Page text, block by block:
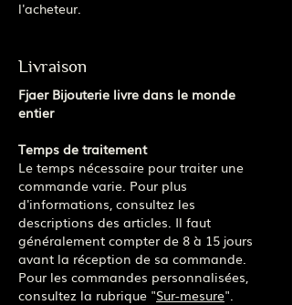
l'acheteur.
Livraison
Fjaer Bijouterie livre dans le monde
entier
Temps de traitement
Le temps nécessaire pour traiter une
commande varie. Pour plus
d'informations, consultez les
descriptions des articles. Il faut
généralement compter de 8 à 15 jours
avant la réception de sa commande.
Pour les commandes personnalisées,
consultez la rubrique "Sur-mesure".